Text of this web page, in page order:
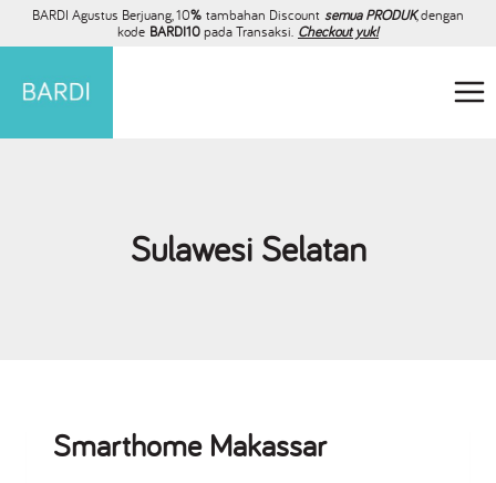
BARDI Agustus Berjuang, 10% tambahan Discount semua PRODUK, dengan
kode BARDI10pada Transaksi. Checkout yuk!
Sulawesi Selatan
Smarthome Makassar